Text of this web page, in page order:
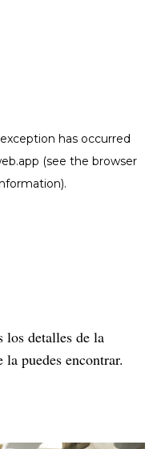
los detalles de la
puedes encontrar.